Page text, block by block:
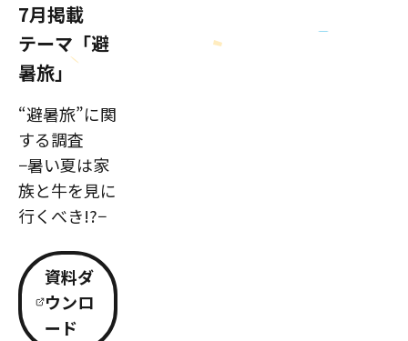
7月掲載
テーマ「避
暑旅」
“避暑旅”に関
する調査
−暑い夏は家
族と牛を見に
行くべき!?−
資料ダ
ウンロ
ード